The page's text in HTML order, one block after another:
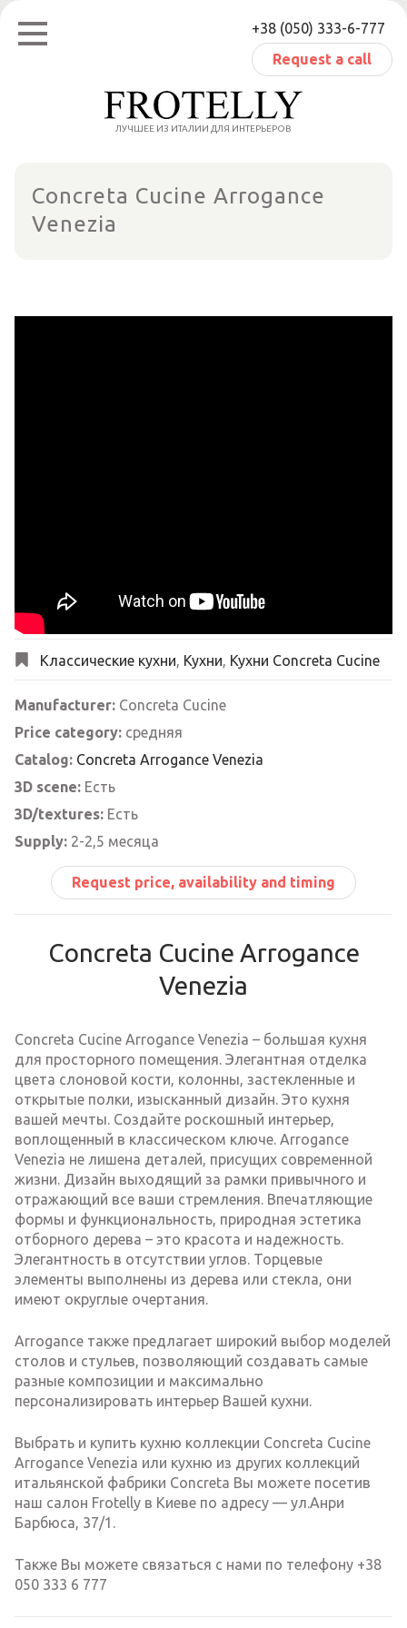
Skip
content
+38 (050) 333-6-777
Request a call
ЛУЧШЕЕ ИЗ ИТАЛИИ ДЛЯ ИНТЕРЬЕРОВ
Concreta Cucine Arrogance
Venezia
Классические кухни, Кухни, Кухни Concreta Cucine
Manufacturer: Concreta Cucine
Price category: средняя
Catalog: Concreta Arrogance Venezia
3D scene: Есть
3D/textures: Есть
Supply: 2-2,5 месяца
Request price, availability and timing
Concreta Cucine Arrogance
Venezia
Concreta Cucine Arrogance Venezia – большая кухня
для просторного помещения. Элегантная отделка
цвета слоновой кости, колонны, застекленные и
открытые полки, изысканный дизайн. Это кухня
вашей мечты. Создайте роскошный интерьер,
воплощенный в классическом ключе. Arrogance
Venezia не лишена деталей, присущих современной
жизни. Дизайн выходящий за рамки привычного и
отражающий все ваши стремления. Впечатляющие
формы и функциональность, природная эстетика
отборного дерева – это красота и надежность.
Элегантность в отсутствии углов. Торцевые
элементы выполнены из дерева или стекла, они
имеют округлые очертания.
Arrogance также предлагает широкий выбор моделей
столов и стульев, позволяющий создавать самые
разные композиции и максимально
персонализировать интерьер Вашей кухни.
Выбрать и купить кухню коллекции Concreta Cucine
Arrogance Venezia или кухню из других коллекций
итальянской фабрики Concreta Вы можете посетив
наш салон Frotelly в Киеве по адресу — ул.Анри
Барбюса, 37/1.
Также Вы можете связаться с нами по телефону +38
050 333 6 777